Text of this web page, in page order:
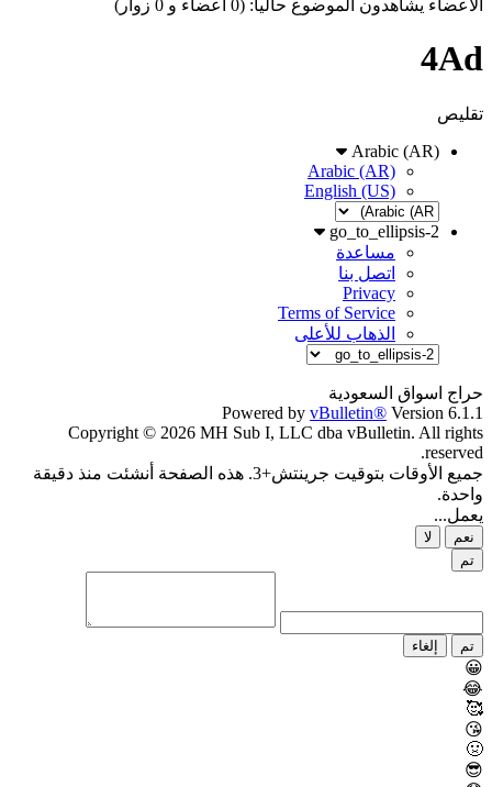
الاعضاء يشاهدون الموضوع حاليا: (0 اعضاء و 0 زوار)
4Ad
تقليص
Arabic (AR)
Arabic (AR)
English (US)
go_to_ellipsis-2
مساعدة
اتصل بنا
Privacy
Terms of Service
الذهاب للأعلى
حراج اسواق السعودية
Powered by vBulletin® Version 6.1.1
Copyright © 2026 MH Sub I, LLC dba vBulletin. All rights
reserved.
جميع الأوقات بتوقيت جرينتش+3. هذه الصفحة أنشئت منذ دقيقة
واحدة.
يعمل...
نعم
لا
تم
تم إلغاء
😀
😂
🥰
😘
🤢
😎